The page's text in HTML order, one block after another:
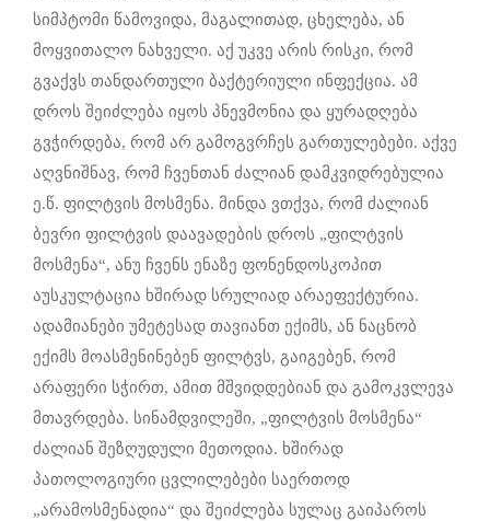
სიმპტომი წამოვიდა, მაგალითად, ცხელება, ან
მოყვითალო ნახველი. აქ უკვე არის რისკი, რომ
გვაქვს თანდართული ბაქტერიული ინფექცია. ამ
დროს შეიძლება იყოს პნევმონია და ყურადღება
გვჭირდება, რომ არ გამოგვრჩეს გართულებები. აქვე
აღვნიშნავ, რომ ჩვენთან ძალიან დამკვიდრებულია
ე.წ. ფილტვის მოსმენა. მინდა ვთქვა, რომ ძალიან
ბევრი ფილტვის დაავადების დროს „ფილტვის
მოსმენა“, ანუ ჩვენს ენაზე ფონენდოსკოპით
აუსკულტაცია ხშირად სრულიად არაეფექტურია.
ადამიანები უმეტესად თავიანთ ექიმს, ან ნაცნობ
ექიმს მოასმენინებენ ფილტვს, გაიგებენ, რომ
არაფერი სჭირთ, ამით მშვიდდებიან და გამოკვლევა
მთავრდება. სინამდვილეში, „ფილტვის მოსმენა“
ძალიან შეზღუდული მეთოდია. ხშირად
პათოლოგიური ცვლილებები საერთოდ
„არამოსმენადია“ და შეიძლება სულაც გაიპაროს